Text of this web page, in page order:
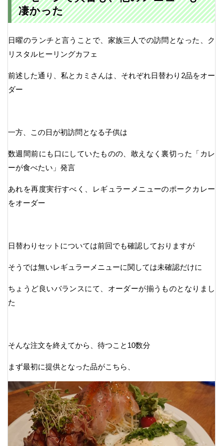
凄かった
日曜のランチと言うことで、家族三人での訪問となった、ク
リスタルヒーリングカフェ
前述した通り、私とカミさんは、それぞれ日替わり2品をオー
ダー
一方、この日が初訪問となる子供は
数週間前にも口にしていたものの、敢えなく裏切った「カレ
ーが食べたい」発言
あれを再度実行すべく、レギュラーメニューのポークカレー
をオーダー
日替わりセットについては前回でも確認しておりますが
そうでは無いレギュラーメニューに関しては未確認だけに
ちょうど良いバランスにて、オーダーが揃うものとなりまし
た
そんな注文を終えてから、待つこと10数分
まず最初に提供となった品がこちら、